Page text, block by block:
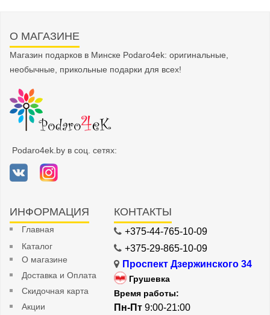
О МАГАЗИНЕ
Магазин подарков в Минске Podaro4ek: оригинальные,
необычные, прикольные подарки для всех!
Podaro4ek.by в соц. сетях:
ИНФОРМАЦИЯ
Главная
Каталог
О магазине
Доставка и Оплата
Скидочная карта
Акции
КОНТАКТЫ
+375-44-765-10-09
+375-29-865-10-09
Проспект Дзержинского 34
Грушевка
Время работы:
Пн-Пт 9:00-21:00